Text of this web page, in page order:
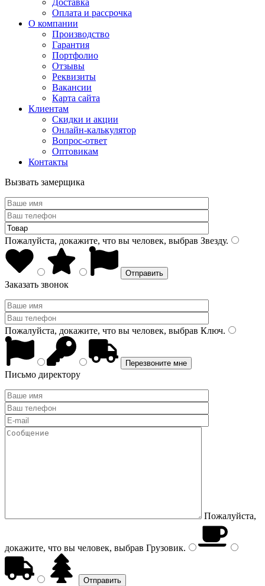
Доставка
Оплата и рассрочка
О компании
Производство
Гарантия
Портфолио
Отзывы
Реквизиты
Вакансии
Карта сайта
Клиентам
Скидки и акции
Онлайн-калькулятор
Вопрос-ответ
Оптовикам
Контакты
Вызвать замерщика
Пожалуйста, докажите, что вы человек, выбрав Звезду.
Заказать звонок
Пожалуйста, докажите, что вы человек, выбрав Ключ.
Письмо директору
Пожалуйста,
докажите, что вы человек, выбрав Грузовик.